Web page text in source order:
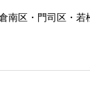
区・門司区・